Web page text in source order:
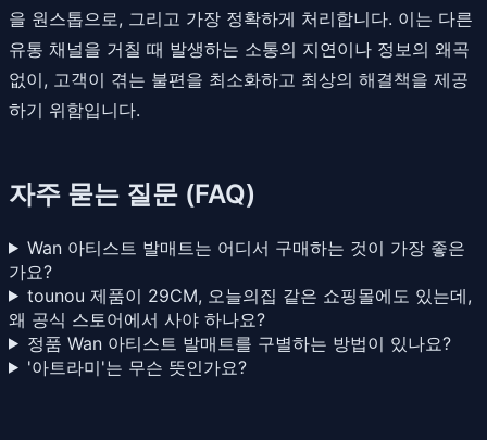
을 원스톱으로, 그리고 가장 정확하게 처리합니다. 이는 다른
유통 채널을 거칠 때 발생하는 소통의 지연이나 정보의 왜곡
없이, 고객이 겪는 불편을 최소화하고 최상의 해결책을 제공
하기 위함입니다.
자주 묻는 질문 (FAQ)
Wan 아티스트 발매트는 어디서 구매하는 것이 가장 좋은
가요?
tounou 제품이 29CM, 오늘의집 같은 쇼핑몰에도 있는데,
왜 공식 스토어에서 사야 하나요?
정품 Wan 아티스트 발매트를 구별하는 방법이 있나요?
'아트라미'는 무슨 뜻인가요?